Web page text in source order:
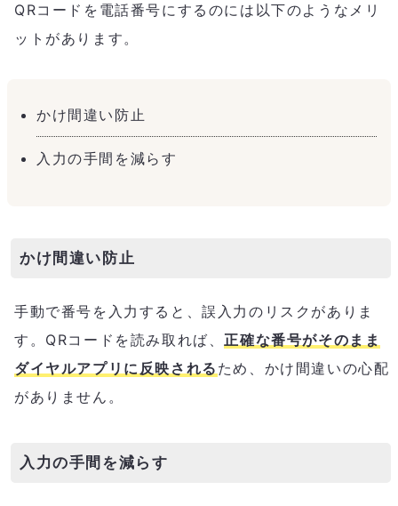
QRコードを電話番号にするのには以下のようなメリ
ットがあります。
かけ間違い防止
入力の手間を減らす
かけ間違い防止
手動で番号を入力すると、誤入力のリスクがありま
す。QRコードを読み取れば、正確な番号がそのまま
ダイヤルアプリに反映される ため、かけ間違いの心配
がありません。
入力の手間を減らす